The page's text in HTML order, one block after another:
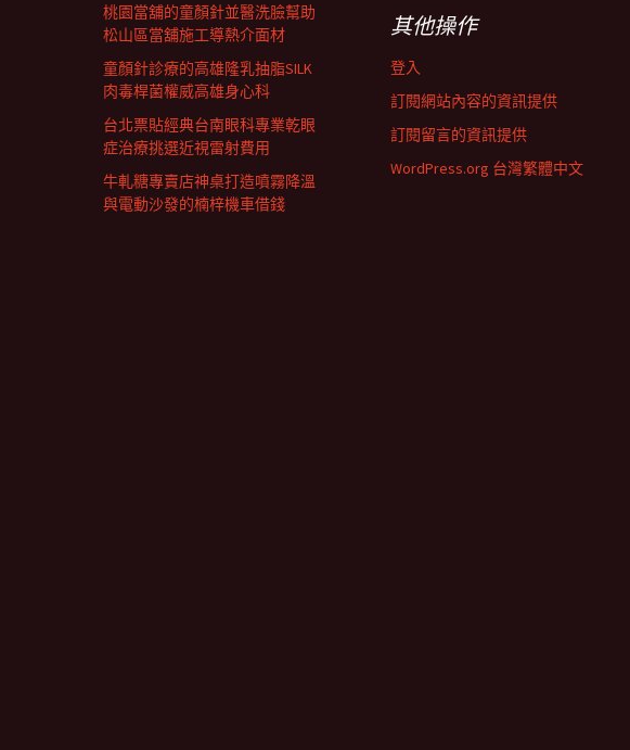
桃園當舖的童顏針並醫洗臉幫助
松山區當舖施工導熱介面材
童顏針診療的高雄隆乳抽脂SILK
肉毒桿菌權威高雄身心科
台北票貼經典台南眼科專業乾眼
症治療挑選近視雷射費用
牛軋糖專賣店神桌打造噴霧降溫
與電動沙發的楠梓機車借錢
其他操作
登入
訂閱網站內容的資訊提供
訂閱留言的資訊提供
WordPress.org 台灣繁體中文